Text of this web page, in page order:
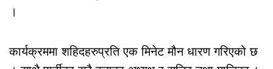
।
कार्यक्रममा शहिदहरुप्रति एक मिनेट मौन धारण गरिएको छ